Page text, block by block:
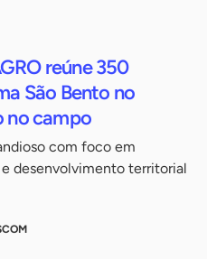
reúne 350
São Bento no
no campo
com foco em
desenvolvimento territorial